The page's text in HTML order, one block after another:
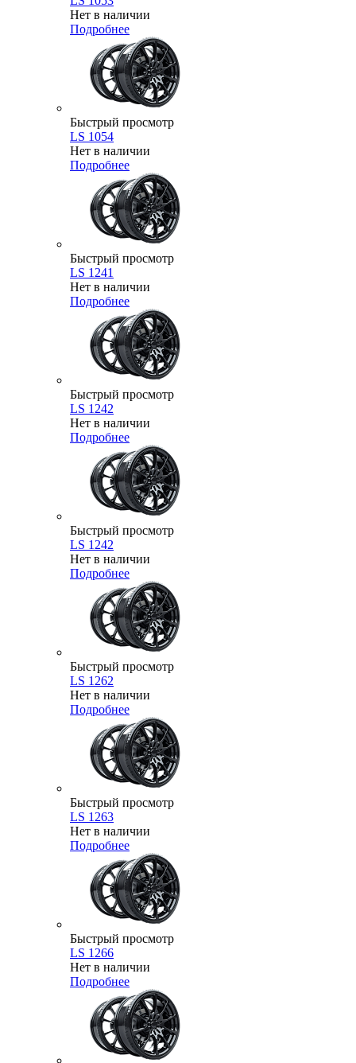
Нет в наличии
Подробнее
Быстрый просмотр
LS 1054
Нет в наличии
Подробнее
Быстрый просмотр
LS 1241
Нет в наличии
Подробнее
Быстрый просмотр
LS 1242
Нет в наличии
Подробнее
Быстрый просмотр
LS 1242
Нет в наличии
Подробнее
Быстрый просмотр
LS 1262
Нет в наличии
Подробнее
Быстрый просмотр
LS 1263
Нет в наличии
Подробнее
Быстрый просмотр
LS 1266
Нет в наличии
Подробнее